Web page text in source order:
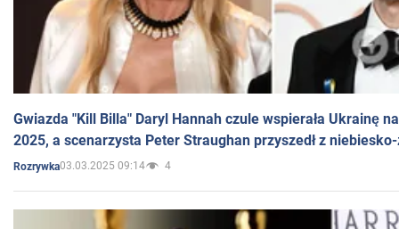
Gwiazda "Kill Billa" Daryl Hannah czule wspierała Ukrainę
2025, a scenarzysta Peter Straughan przyszedł z
Rozrywka03.03.2025 09:14 4